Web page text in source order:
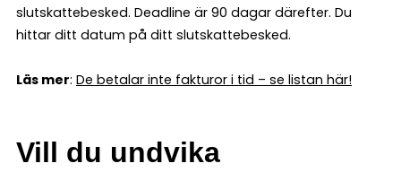
slutskattebesked. Deadline är 90 dagar därefter. Du
hittar ditt datum på ditt slutskattebesked.
Läs mer: De betalar inte fakturor i tid – se listan här!
Vill du undvika